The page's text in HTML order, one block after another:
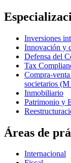
Inversiones
Innovación y
Defensa del
Tax
Compra-
societarios
Inmobiliario
Patrimonio y
Áreas de
Internacional